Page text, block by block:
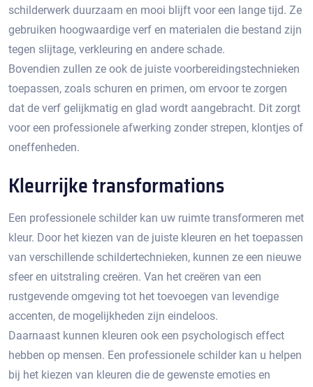
schilderwerk duurzaam en mooi blijft voor een lange tijd. Ze
gebruiken hoogwaardige verf en materialen die bestand zijn
tegen slijtage, verkleuring en andere schade.​
Bovendien zullen ze ook de juiste voorbereidingstechnieken
toepassen, zoals schuren en primen, om ervoor te zorgen
dat de verf gelijkmatig en glad wordt aangebracht.​ Dit zorgt
voor een professionele afwerking zonder strepen, klontjes of
oneffenheden.​
Kleurrijke transformations
Een professionele schilder kan uw ruimte transformeren met
kleur.​ Door het kiezen van de juiste kleuren en het toepassen
van verschillende schildertechnieken, kunnen ze een nieuwe
sfeer en uitstraling creëren.​ Van het creëren van een
rustgevende omgeving tot het toevoegen van levendige
accenten, de mogelijkheden zijn eindeloos.​
Daarnaast kunnen kleuren ook een psychologisch effect
hebben op mensen. Een professionele schilder kan u helpen
bij het kiezen van kleuren die de gewenste emoties en